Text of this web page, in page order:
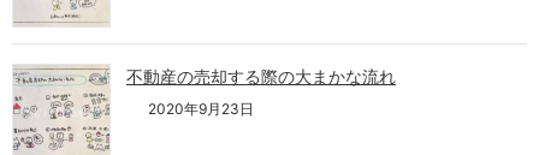
不動産の売却する際の大まかな流れ
2020年9月23日